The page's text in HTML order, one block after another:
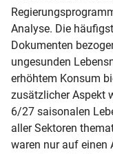
Analyse. Die
Dokumenten
ungesunden
erhöhtem Konsum
zusätzlicher Aspekt
6/27 saisonalen
aller Sektoren
waren nur auf einen